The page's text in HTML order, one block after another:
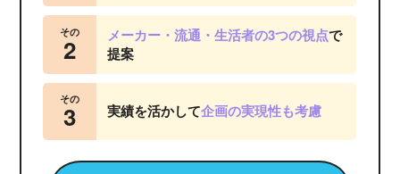
その
2 メーカー・流通・生活者の3つの視点で
提案
その
3 実績を活かして企画の実現性も考慮